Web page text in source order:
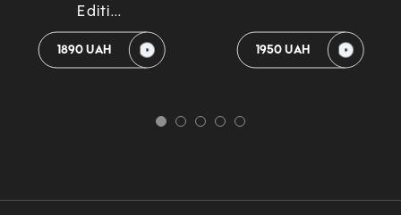
Editi...
1890 UAH 1950 UAH